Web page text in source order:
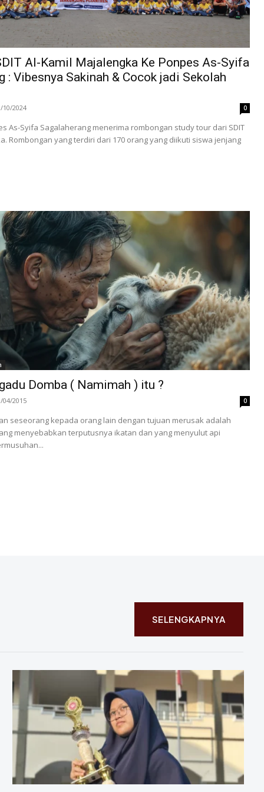
Al-Kamil Majalengka Ke Ponpes As-Syifa
: Vibesnya Sakinah & Cocok jadi Sekolah
10/2024 0
As-Syifa Sagalaherang menerima rombongan study tour dari SDIT
Rombongan yang terdiri dari 170 orang yang diikuti siswa jenjang
Domba ( Namimah ) itu ?
04/2015 0
seseorang kepada orang lain dengan tujuan merusak adalah
menyebabkan terputusnya ikatan dan yang menyulut api
SELENGKAPNYA